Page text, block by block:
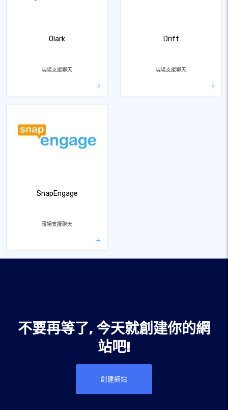
Olark
現場支援聊天
Drift
現場支援聊天
SnapEngage
現場支援聊天
不要再等了, 今天就創建你的網
站吧!
創建網站